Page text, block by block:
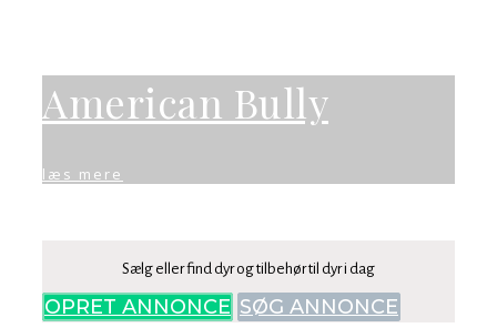
American Bully
læs mere
Sælg eller find dyr og tilbehør til dyr i dag
OPRET ANNONCE SØG ANNONCE